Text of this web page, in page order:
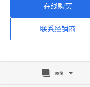
在线购买
联系经销商
图像